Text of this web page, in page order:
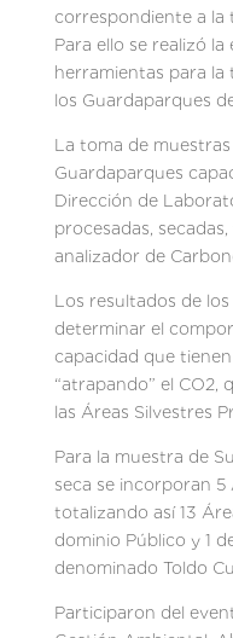
correspondiente a la
Para ello se realizó
herramientas para la
los Guardaparques
La toma de
Guardaparques
Dirección de
procesadas,
analizador de
Los resultados de
determinar el
capacidad que
“atrapando” el CO2,
las Áreas Silvestres
Para la muestra de
seca se incorporan 5
totalizando así 13
dominio Público y 1
denominado Toldo
Participaron del